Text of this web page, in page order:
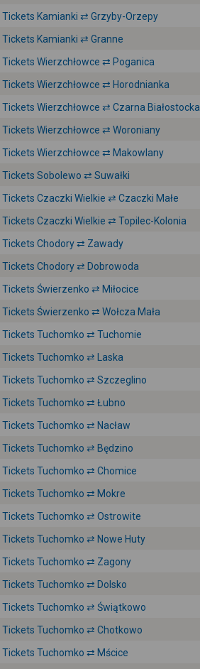
Tickets Kamianki ⇄ Grzyby-Orzepy
Tickets Kamianki ⇄ Granne
Tickets Wierzchłowce ⇄ Poganica
Tickets Wierzchłowce ⇄ Horodnianka
Tickets Wierzchłowce ⇄ Czarna Białostocka
Tickets Wierzchłowce ⇄ Woroniany
Tickets Wierzchłowce ⇄ Makowlany
Tickets Sobolewo ⇄ Suwałki
Tickets Czaczki Wielkie ⇄ Czaczki Małe
Tickets Czaczki Wielkie ⇄ Topilec-Kolonia
Tickets Chodory ⇄ Zawady
Tickets Chodory ⇄ Dobrowoda
Tickets Świerzenko ⇄ Miłocice
Tickets Świerzenko ⇄ Wołcza Mała
Tickets Tuchomko ⇄ Tuchomie
Tickets Tuchomko ⇄ Laska
Tickets Tuchomko ⇄ Szczeglino
Tickets Tuchomko ⇄ Łubno
Tickets Tuchomko ⇄ Nacław
Tickets Tuchomko ⇄ Będzino
Tickets Tuchomko ⇄ Chomice
Tickets Tuchomko ⇄ Mokre
Tickets Tuchomko ⇄ Ostrowite
Tickets Tuchomko ⇄ Nowe Huty
Tickets Tuchomko ⇄ Zagony
Tickets Tuchomko ⇄ Dolsko
Tickets Tuchomko ⇄ Świątkowo
Tickets Tuchomko ⇄ Chotkowo
Tickets Tuchomko ⇄ Mścice